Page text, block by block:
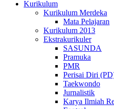
Kurikulum
Kurikulum Merdeka
Mata Pelajaran
Kurikulum 2013
Ekstrakurikuler
SASUNDA
Pramuka
PMR
Perisai Diri
Taekwondo
Jurnalistik
Karya Ilmiah